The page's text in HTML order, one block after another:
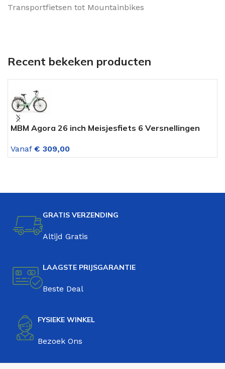
Transportfietsen tot Mountainbikes
Recent bekeken producten
MBM Agora 26 inch Meisjesfiets 6 Versnellingen
Vanaf € 309,00
GRATIS VERZENDING
Altijd Gratis
LAAGSTE PRIJSGARANTIE
Beste Deal
FYSIEKE WINKEL
Bezoek Ons